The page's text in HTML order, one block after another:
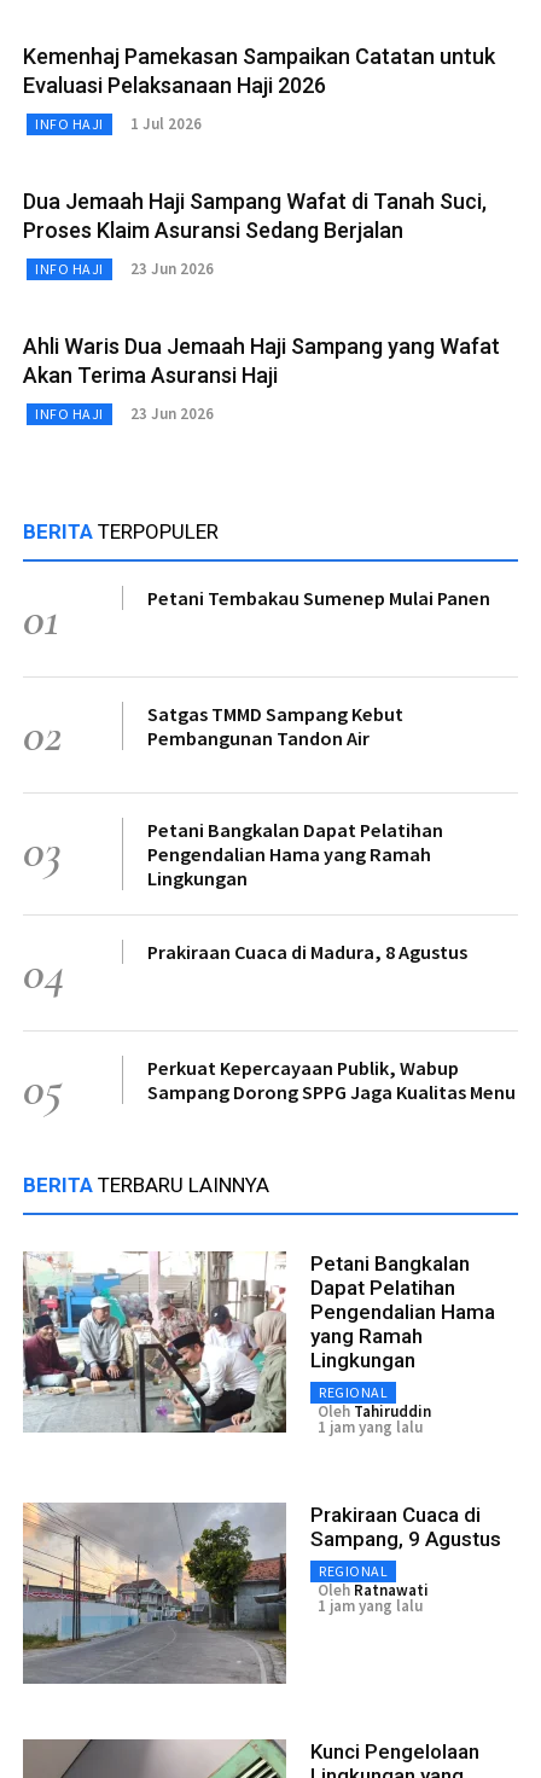
Kemenhaj Pamekasan Sampaikan Catatan untuk
Evaluasi Pelaksanaan Haji 2026
INFO HAJI 1 Jul 2026
Dua Jemaah Haji Sampang Wafat di Tanah Suci,
Proses Klaim Asuransi Sedang Berjalan
INFO HAJI 23 Jun 2026
Ahli Waris Dua Jemaah Haji Sampang yang Wafat
Akan Terima Asuransi Haji
INFO HAJI 23 Jun 2026
BERITA TERPOPULER
01 Petani Tembakau Sumenep Mulai Panen
02
Satgas TMMD Sampang Kebut
Pembangunan Tandon Air
03
Petani Bangkalan Dapat Pelatihan
Pengendalian Hama yang Ramah
Lingkungan
04 Prakiraan Cuaca di Madura, 8 Agustus
05
Perkuat Kepercayaan Publik, Wabup
Sampang Dorong SPPG Jaga Kualitas Menu
BERITA TERBARU LAINNYA
Petani Bangkalan
Dapat Pelatihan
Pengendalian Hama
yang Ramah
Lingkungan
REGIONAL
Oleh Tahiruddin
1 jam yang lalu
Prakiraan Cuaca di
Sampang, 9 Agustus
REGIONAL
Oleh Ratnawati
1 jam yang lalu
Kunci Pengelolaan